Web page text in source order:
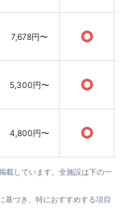
7,678円〜 ○
5,300円〜 ○
4,800円〜 ○
載しています。全施設は下の一
基づき、特におすすめする項目